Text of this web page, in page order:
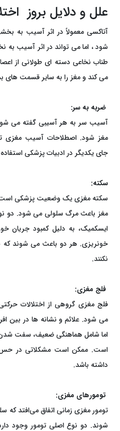
علل و دلایل بروز
آتاکسی معمولاً در اثر آسیب به
شود ، اما می تواند در اثر آسیب به
طناب نخاعی دسته ای طولانی از
می کند و مغز را به سایر قسمت های
ضربه به سر:
آسیب سر به هر آسیبی گفته می
مغز شود. اصطلاحات آسیب مغزی
جای یکدیگر در ادبیات پزشکی
سکته:
سکته مغزی یک وضعیت پزشکی
مغز باعث مرگ سلولی می شود. دو
ایسکمیک، به دلیل کمبود جریان
خونریزی. هر دو باعث می شوند که
نکنند.
فلج مغزی:
فلج مغزی گروهی از اختلالات
می شود. علائم و نشانه ها در بین
اما شامل هماهنگی ضعیف، سفت
است. ممکن است مشکلاتی در حس،
داشته باشد.
تومورهای مغزی:
تومور مغزی زمانی اتفاق می‌افتد
شوند. دو نوع اصلی تومور وجود